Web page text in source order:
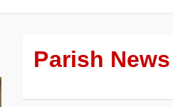
Parish News